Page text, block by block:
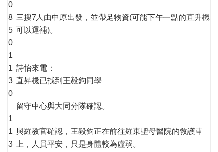
0
8
5
0
三搜7人由中原出發，並帶足物資(可能下午一點的直升機
可以運補)。
1
1
3
0
詩怡來電：
直昇機已找到王毅鈞同學
留守中心與大同分隊確認。
1
1
3
與羅教官確認，王毅鈞正在前往羅東聖母醫院的救護車
上，人員平安，只是身體較為虛弱。